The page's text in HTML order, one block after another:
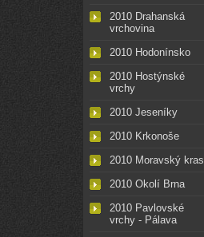
2010 Drahanská
vrchovina
2010 Hodonínsko
2010 Hostýnské
vrchy
2010 Jeseníky
2010 Krkonoše
2010 Moravský kras
2010 Okolí Brna
2010 Pavlovské
vrchy - Pálava